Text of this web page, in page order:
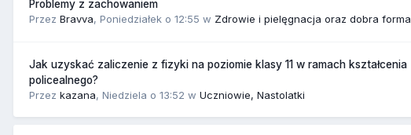
Problemy z zachowaniem
Przez Bravva, Poniedziałek o 12:55 w Zdrowie i pielęgnacja oraz dobra forma
Jak uzyskać zaliczenie z fizyki na poziomie klasy 11 w ramach kształcenia
policealnego?
Przez kazana, Niedziela o 13:52 w Uczniowie, Nastolatki